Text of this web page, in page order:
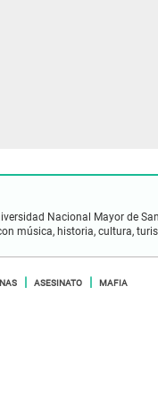
Nacional Mayor de
música, historia, cultura,
ASESINATO MAFIA